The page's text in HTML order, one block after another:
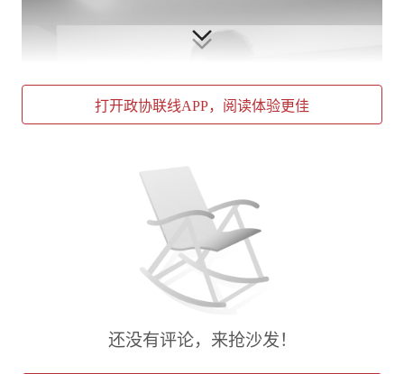
打开政协联线APP，阅读体验更佳
还没有评论，来抢沙发！